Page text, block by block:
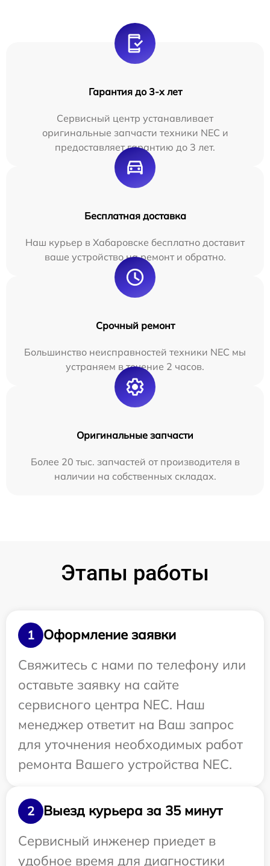
Гарантия до 3-х лет
Сервисный центр устанавливает
оригинальные запчасти техники NEC и
предоставляет гарантию до 3 лет.
Бесплатная доставка
Наш курьер в Хабаровске бесплатно доставит
ваше устройство на ремонт и обратно.
Срочный ремонт
Большинство неисправностей техники NEC мы
устраняем в течение 2 часов.
Оригинальные запчасти
Более 20 тыс. запчастей от производителя в
наличии на собственных складах.
Этапы работы
1
Оформление заявки
Свяжитесь с нами по телефону или
оставьте заявку на сайте
сервисного центра NEC. Наш
менеджер ответит на Ваш запрос
для уточнения необходимых работ
ремонта Вашего устройства NEC.
2
Выезд курьера за 35 минут
Сервисный инженер приедет в
удобное время для диагностики